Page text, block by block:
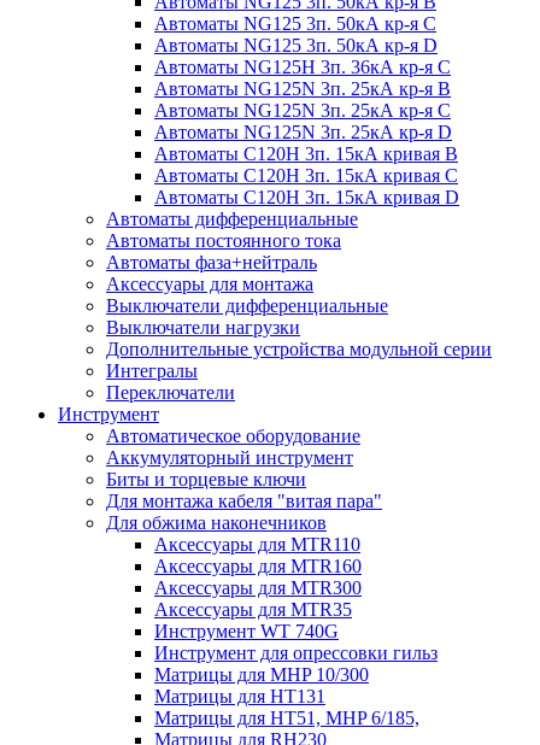
Автоматы NG125 3п. 50кА кр-я C
Автоматы NG125 3п. 50кА кр-я D
Автоматы NG125H 3п. 36кА кр-я C
Автоматы NG125N 3п. 25кА кр-я B
Автоматы NG125N 3п. 25кА кр-я C
Автоматы NG125N 3п. 25кА кр-я D
Автоматы С120Н 3п. 15кА кривая B
Автоматы С120Н 3п. 15кА кривая C
Автоматы С120Н 3п. 15кА кривая D
Автоматы дифференциальные
Автоматы постоянного тока
Автоматы фаза+нейтраль
Аксессуары для монтажа
Выключатели дифференциальные
Выключатели нагрузки
Дополнительные устройства модульной серии
Интегралы
Переключатели
Инструмент
Автоматическое оборудование
Аккумуляторный инструмент
Биты и торцевые ключи
Для монтажа кабеля "витая пара"
Для обжима наконечников
Аксессуары для MTR110
Аксессуары для MTR160
Аксессуары для MTR300
Аксессуары для MTR35
Инструмент WT 740G
Инструмент для опрессовки гильз
Матрицы для MHP 10/300
Матрицы для НТ131
Матрицы для НТ51, MHP 6/185,
Матрицы для RH230